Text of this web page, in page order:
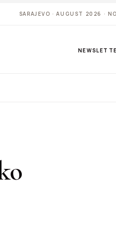
SARAJEVO · AUGUST 2026 ·